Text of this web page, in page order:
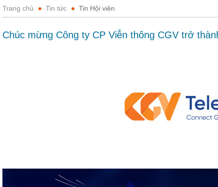
Trang chủ Tin tức Tin Hội viên
Chúc mừng Công ty CP Viễn thông CGV trở